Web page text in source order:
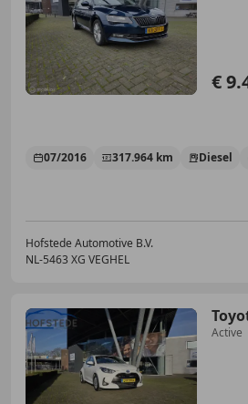
€
07/2016 317.964 km Diesel
Hofstede Automotive B.V.
NL-5463 XG VEGHEL
Active